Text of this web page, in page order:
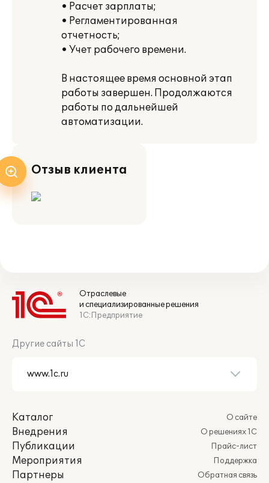
• Расчет зарплаты;
• Регламентированная
отчетность;
• Учет рабочего времени.
В настоящее время основной этап
работы завершен. Продолжаются
работы по дальнейшей
автоматизации.
Отзыв клиента
Отраслевые
и специализированные решения
1С:Предприятие
Другие сайты 1С
Каталог
Внедрения
Публикации
Мероприятия
Партнеры
О сайте
О решениях 1С
Прайс-лист
Поддержка
Обратная связь